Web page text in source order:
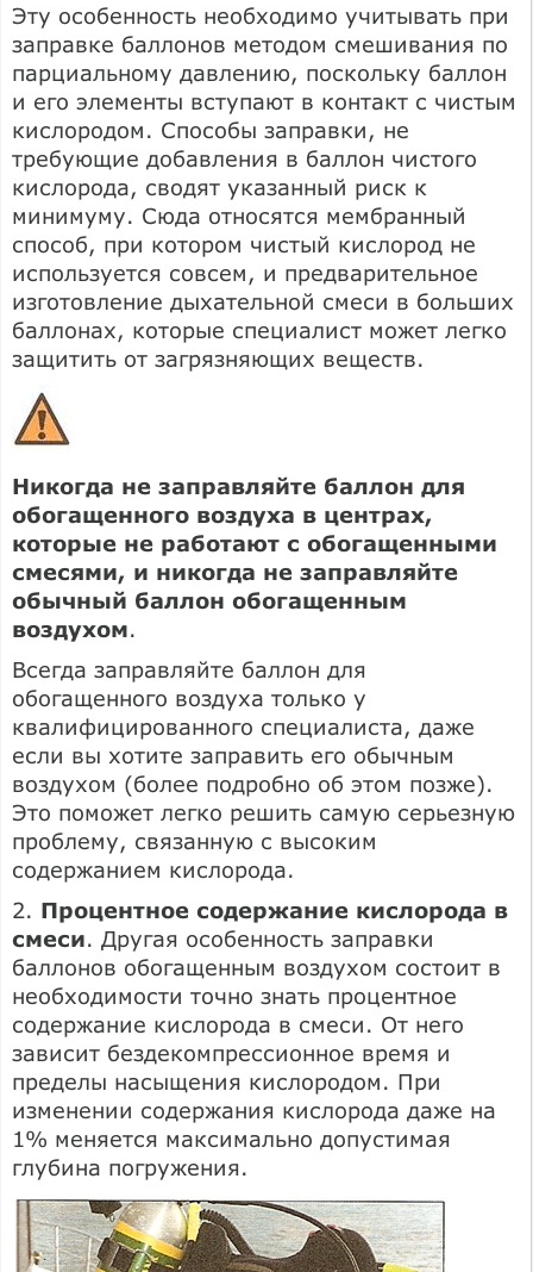
Эту особенность необходимо учитывать при
заправке баллонов методом смешивания по
парциальному давлению, поскольку баллон
и его элементы вступают в контакт с чистым
кислородом. Способы заправки, не
требующие добавления в баллон чистого
кислорода, сводят указанный риск к
минимуму. Сюда относятся мембранный
способ, при котором чистый кислород не
используется совсем, и предварительное
изготовление дыхательной смеси в больших
баллонах, которые специалист может легко
защитить от загрязняющих веществ.
Никогда не заправляйте баллон для
обогащенного воздуха в центрах,
которые не работают с обогащенными
смесями, и никогда не заправляйте
обычный баллон обогащенным
воздухом.
Всегда заправляйте баллон для
обогащенного воздуха только у
квалифицированного специалиста, даже
если вы хотите заправить его обычным
воздухом (более подробно об этом позже).
Это поможет легко решить самую серьезную
проблему, связанную с высоким
содержанием кислорода.
2. Процентное содержание кислорода в
смеси. Другая особенность заправки
баллонов обогащенным воздухом состоит в
необходимости точно знать процентное
содержание кислорода в смеси. От него
зависит бездекомпрессионное время и
пределы насыщения кислородом. При
изменении содержания кислорода даже на
1% меняется максимально допустимая
глубина погружения.